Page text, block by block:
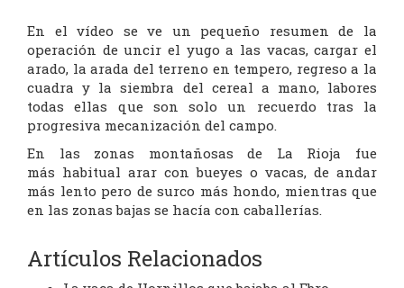
En el vídeo se ve un pequeño resumen de la
operación de uncir el yugo a las vacas, cargar el
arado, la arada del terreno en tempero, regreso a la
cuadra y la siembra del cereal a mano, labores
todas ellas que son solo un recuerdo tras la
progresiva mecanización del campo.
En las zonas montañosas de La Rioja fue
más habitual arar con bueyes o vacas, de andar
más lento pero de surco más hondo, mientras que
en las zonas bajas se hacía con caballerías.
Artículos Relacionados